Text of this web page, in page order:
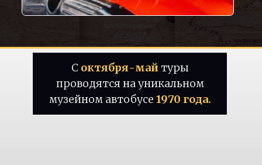
С октября-май туры
проводятся на уникальном
музейном автобусе 1970 года.